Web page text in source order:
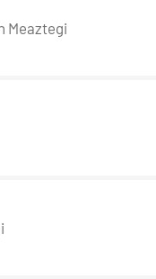
Meaztegi